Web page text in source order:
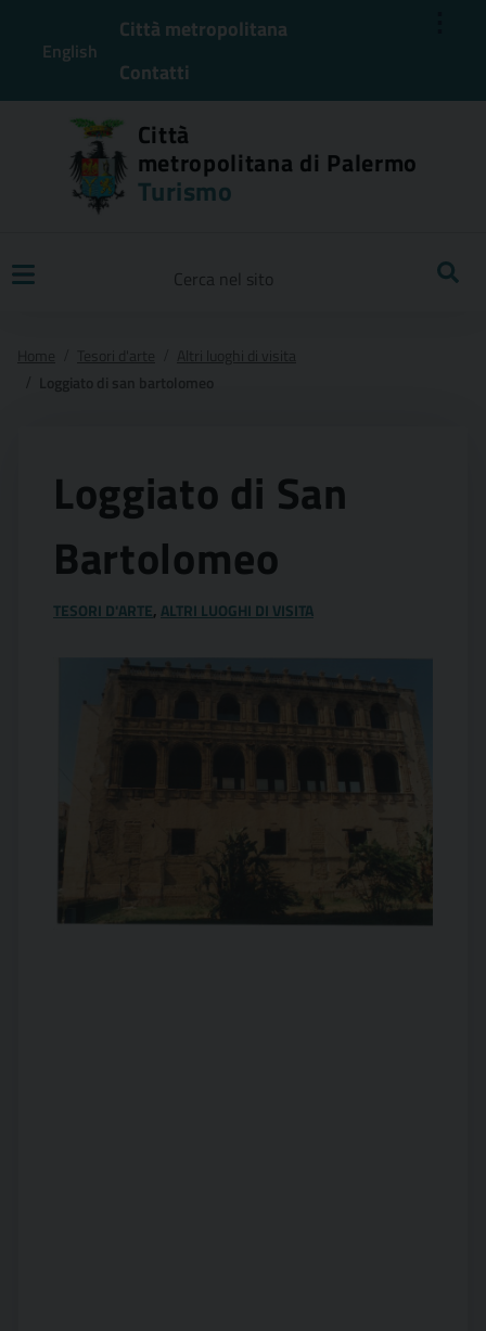
English
Città metropolitana
Contatti
Città
metropolitana di Palermo
Turismo
Loggiato di San
Bartolomeo
TESORI D'ARTE, ALTRI LUOGHI DI VISITA